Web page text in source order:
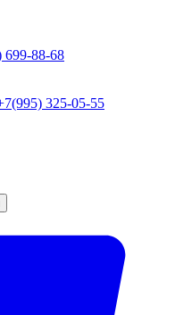
699-88-68
325-05-55